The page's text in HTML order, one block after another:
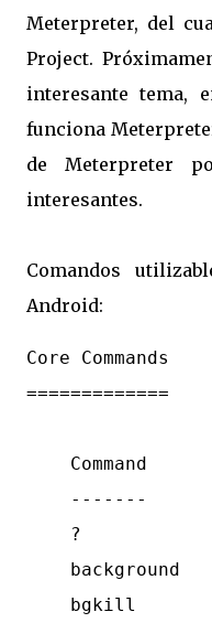
Meterpreter, del
Project.
interesante tema,
funciona
de Meterpreter
interesantes.
Comandos
Android:
Core Commands
=============
Command
-------
?
background
bgkill